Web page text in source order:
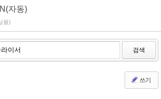
자동)
용)
검색
쓰기